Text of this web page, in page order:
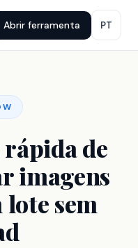
Abrir ferramenta PT
de
imagens
lote sem